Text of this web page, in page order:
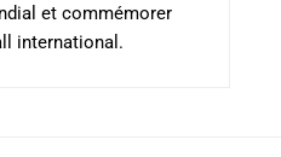
et commémorer
international.